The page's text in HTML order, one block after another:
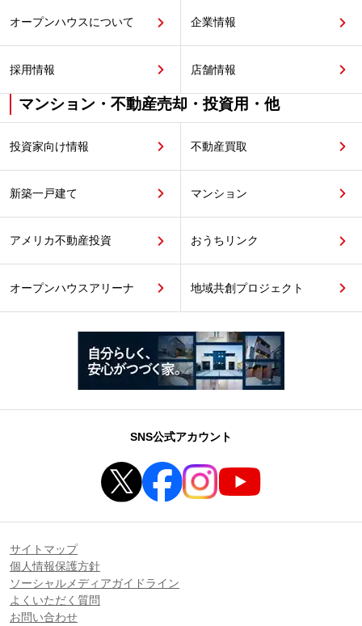
オープンハウスについて 企業情報
採用情報 店舗情報
マンション・不動産売却・投資用・他
投資家向け情報 不動産買取
新築一戸建て マンション
アメリカ不動産投資 おうちリンク
オープンハウスアリーナ 地域共創プロジェクト
SNS公式アカウント
サイトマップ
個人情報保護方針
ソーシャルメディアガイドライン
よくいただく質問
お問い合わせ